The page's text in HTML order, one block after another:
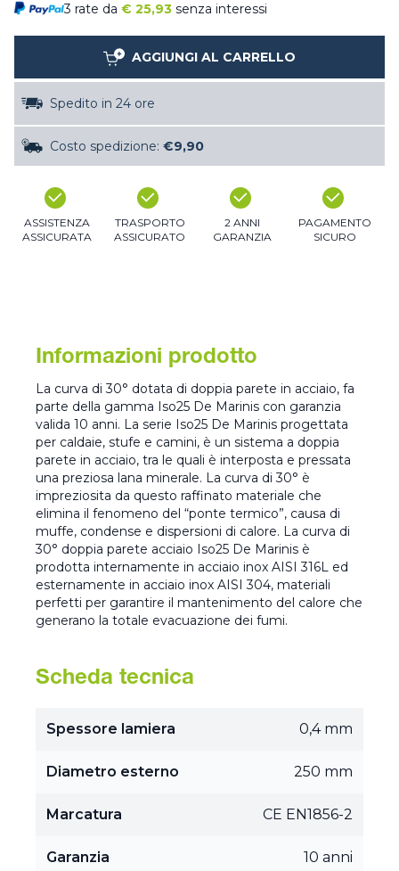
3 rate da € 25,93 senza interessi
AGGIUNGI AL CARRELLO
Spedito in 24 ore
Costo spedizione: €9,90
ASSISTENZA
ASSICURATA
TRASPORTO
ASSICURATO
2 ANNI
GARANZIA
PAGAMENTO
SICURO
Informazioni prodotto
La curva di 30° dotata di doppia parete in acciaio, fa
parte della gamma Iso25 De Marinis con garanzia
valida 10 anni. La serie Iso25 De Marinis progettata
per caldaie, stufe e camini, è un sistema a doppia
parete in acciaio, tra le quali è interposta e pressata
una preziosa lana minerale. La curva di 30° è
impreziosita da questo raffinato materiale che
elimina il fenomeno del “ponte termico”, causa di
muffe, condense e dispersioni di calore. La curva di
30° doppia parete acciaio Iso25 De Marinis è
prodotta internamente in acciaio inox AISI 316L ed
esternamente in acciaio inox AISI 304, materiali
perfetti per garantire il mantenimento del calore che
generano la totale evacuazione dei fumi.
Scheda tecnica
Spessore lamiera 0,4 mm
Diametro esterno 250 mm
Marcatura CE EN1856-2
Garanzia 10 anni